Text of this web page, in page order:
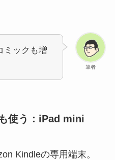
筆者
ミックも増
使う：iPad mini
Kindleの専用端末。